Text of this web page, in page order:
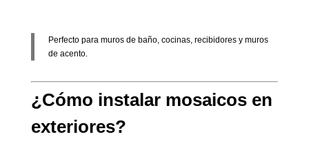
Perfecto para muros de baño, cocinas, recibidores y muros
de acento.
¿Cómo instalar mosaicos en
exteriores?